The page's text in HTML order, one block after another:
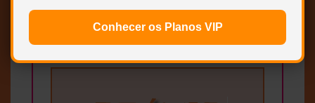
Conhecer os Planos VIP
possivel manter todo o acervo do
site online e salvo para sempre.